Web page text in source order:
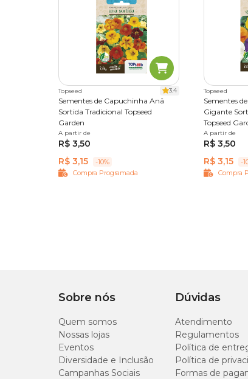
Topseed 3.4
Sementes de Capuchinha Anã
Sortida Tradicional Topseed
Garden
Único
A partir de
R$ 3,50
R$ 3,15
-10%
Compra Programada
Topseed
Sementes
Gigante
Topseed
Único
A partir de
R$ 3,50
R$ 3,15
-
Compra
Sobre nós
Quem somos
Nossas lojas
Eventos
Diversidade e Inclusão
Campanhas Sociais
Dúvidas
Atendimento
Regulamentos
Política de
Política de
Formas de